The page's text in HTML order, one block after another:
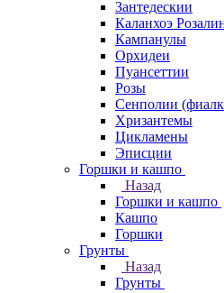
Зантедескии
Каланхоэ
Кампанулы
Орхидеи
Пуансеттии
Розы
Сенполии
Хризантемы
Цикламены
Эписции
Горшки и кашпо
Назад
Горшки и кашпо
Кашпо
Горшки
Грунты
Назад
Грунты